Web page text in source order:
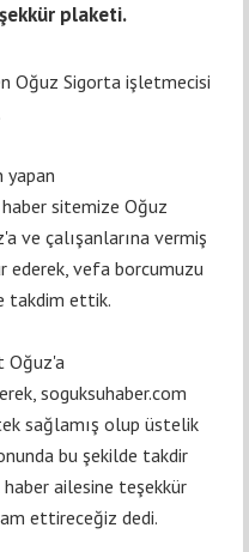
plaketi.
Oğuz Sigorta işletmecisi
yapan
sitemize Oğuz
ve çalışanlarına vermiş
ederek, vefa borcumuzu
takdim ettik.
Oğuz'a
soguksuhaber.com
sağlamış olup üstelik
bu şekilde takdir
ailesine teşekkür
ettireceğiz dedi.